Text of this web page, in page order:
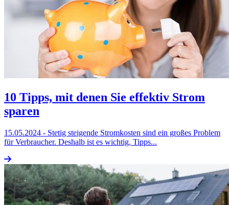
10 Tipps, mit denen Sie effektiv Strom
sparen
15.05.2024 - Stetig steigende Stromkosten sind ein großes Problem
für Verbraucher. Deshalb ist es wichtig, Tipps...